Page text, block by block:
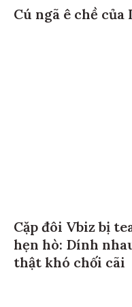
Cú ngã ê chề của
Cặp đôi Vbiz bị
hẹn hò: Dính
thật khó chối cãi